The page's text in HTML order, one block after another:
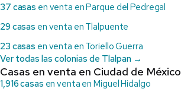
37 casas en venta en Parque del Pedregal
29 casas en venta en Tlalpuente
23 casas en venta en Toriello Guerra
Ver todas las colonias de Tlalpan →
Casas en venta en Ciudad de México
1,916 casas en venta en Miguel Hidalgo